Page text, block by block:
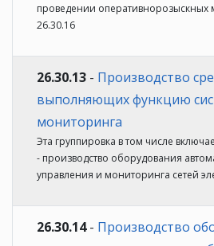
проведении оперативнорозыскных
26.30.16
26.30.13 - Производство
выполняющих функцию
мониторинга
Эта группировка в том числе
- производство оборудования
управления и мониторинга сетей
26.30.14- Производство